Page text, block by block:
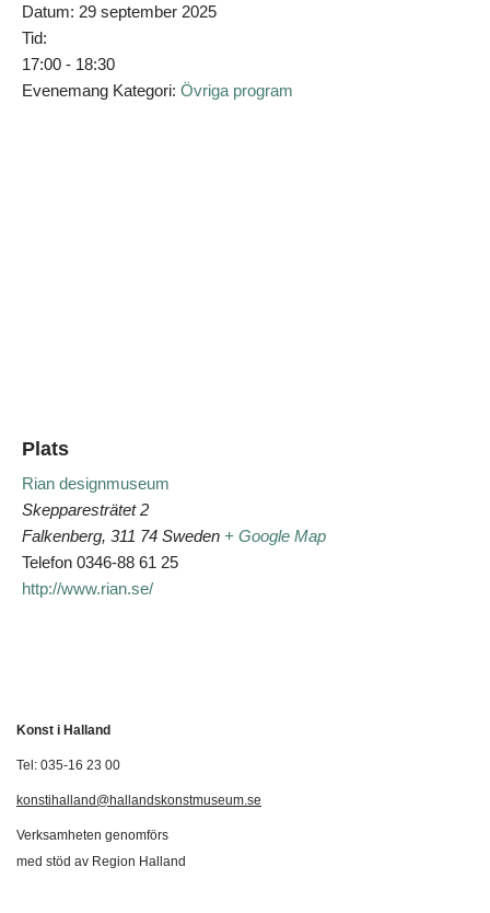
Datum: 29 september 2025
Tid:
17:00 - 18:30
Evenemang Kategori: Övriga program
Plats
Rian designmuseum
Skepparesträtet 2
Falkenberg, 311 74 Sweden + Google Map
Telefon 0346-88 61 25
http://www.rian.se/
Konst i Halland
Tel: 035-16 23 00
konstihalland@hallandskonstmuseum.se
Verksamheten genomförs
med stöd av Region Halland